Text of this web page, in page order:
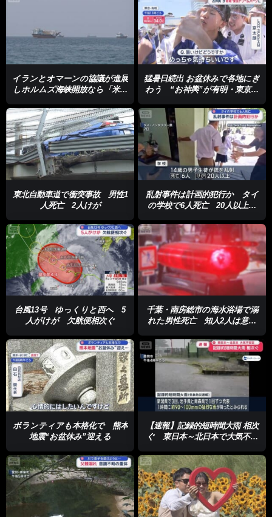
イランとオマーンの協議が進展
しホルムズ海峡開放なら「米は
猛暑日続出 お盆休みで各地にぎ
わう “お神輿”が有明・東京ド
東北自動車道で衝突事故 男性1
人死亡 2人けが
乱射事件は計画的犯行か タイ
の学校で6人死亡 20人以上け
台風13号 ゆっくりと西へ 5
人がけが 欠航便相次ぐ
千葉・南房総市の海水浴場で溺
れた男性死亡 知人2人は意識
ボランティアも本格化で 熊本
地震“お盆休み”迎える
【速報】記録的短時間大雨 相次
ぐ 東日本～北日本で大気不安